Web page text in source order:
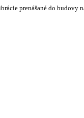
prenášané do budovy